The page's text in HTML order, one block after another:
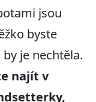
jsou
byste
je nechtěla.
najít v
y,